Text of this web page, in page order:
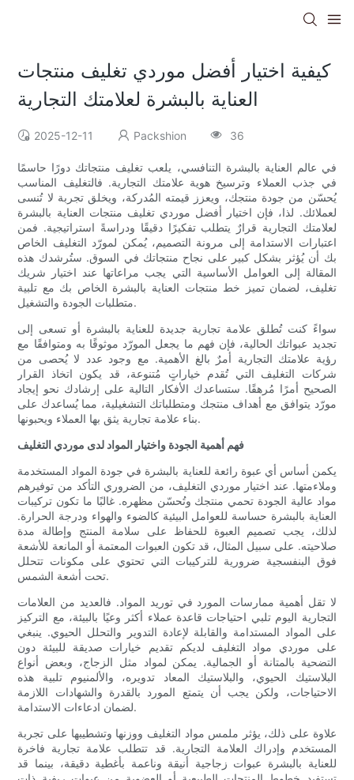
كيفية اختيار أفضل موردي تغليف منتجات
العناية بالبشرة لعلامتك التجارية
2025-12-11 Packshion 36
في عالم العناية بالبشرة التنافسي، يلعب تغليف منتجاتك دورًا حاسمًا
في جذب العملاء وترسيخ هوية علامتك التجارية. فالتغليف المناسب
يُحسّن من جودة منتجك، ويعزز قيمته المُدركة، ويخلق تجربة لا تُنسى
لعملائك. لذا، فإن اختيار أفضل موردي تغليف منتجات العناية بالبشرة
لعلامتك التجارية قرارٌ يتطلب تفكيرًا دقيقًا ودراسةً استراتيجية. فمن
اعتبارات الاستدامة إلى مرونة التصميم، يُمكن لمورّد التغليف الخاص
بك أن يُؤثر بشكل كبير على نجاح منتجاتك في السوق. ستُرشدك هذه
المقالة إلى العوامل الأساسية التي يجب مراعاتها عند اختيار شريك
تغليف، لضمان تميز خط منتجات العناية بالبشرة الخاص بك مع تلبية
متطلبات الجودة والتشغيل.
سواءً كنت تُطلق علامة تجارية جديدة للعناية بالبشرة أو تسعى إلى
تجديد عبواتك الحالية، فإن فهم ما يجعل المورّد موثوقًا به ومتوافقًا مع
رؤية علامتك التجارية أمرٌ بالغ الأهمية. مع وجود عدد لا يُحصى من
شركات التغليف التي تُقدم خياراتٍ مُتنوعة، قد يكون اتخاذ القرار
الصحيح أمرًا مُرهقًا. ستساعدك الأفكار التالية على إرشادك نحو إيجاد
مورّد يتوافق مع أهداف منتجك ومتطلباتك التشغيلية، مما يُساعدك على
بناء علامة تجارية يثق بها العملاء ويحبونها.
فهم أهمية الجودة واختيار المواد لدى موردي التغليف
يكمن أساس أي عبوة رائعة للعناية بالبشرة في جودة المواد المستخدمة
وملاءمتها. عند اختيار موردي التغليف، من الضروري التأكد من توفيرهم
مواد عالية الجودة تحمي منتجك وتُحسّن مظهره. غالبًا ما تكون تركيبات
العناية بالبشرة حساسة للعوامل البيئية كالضوء والهواء ودرجة الحرارة.
لذلك، يجب تصميم العبوة للحفاظ على سلامة المنتج وإطالة مدة
صلاحيته. على سبيل المثال، قد تكون العبوات المعتمة أو المانعة للأشعة
فوق البنفسجية ضرورية للتركيبات التي تحتوي على مكونات تتحلل
تحت أشعة الشمس.
لا تقل أهمية ممارسات المورد في توريد المواد. فالعديد من العلامات
التجارية اليوم تلبي احتياجات قاعدة عملاء أكثر وعيًا بالبيئة، مع التركيز
على المواد المستدامة والقابلة لإعادة التدوير والتحلل الحيوي. ينبغي
على موردي مواد التغليف لديكم تقديم خيارات صديقة للبيئة دون
التضحية بالمتانة أو الجمالية. يمكن لمواد مثل الزجاج، وبعض أنواع
البلاستيك الحيوي، والبلاستيك المعاد تدويره، والألمنيوم تلبية هذه
الاحتياجات، ولكن يجب أن يتمتع المورد بالقدرة والشهادات اللازمة
لضمان ادعاءات الاستدامة.
علاوة على ذلك، يؤثر ملمس مواد التغليف ووزنها وتشطيبها على تجربة
المستخدم وإدراك العلامة التجارية. قد تتطلب علامة تجارية فاخرة
للعناية بالبشرة عبوات زجاجية أنيقة وناعمة بأغطية دقيقة، بينما قد